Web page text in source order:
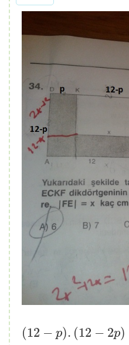
(12 − p). (12 − 2p)
(12− p). (12−2p)=12.(12